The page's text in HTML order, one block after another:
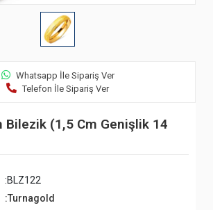
Whatsapp İle Sipariş Ver
Telefon İle Sipariş Ver
Bilezik (1,5 Cm Genişlik 14
:BLZ122
:Turnagold